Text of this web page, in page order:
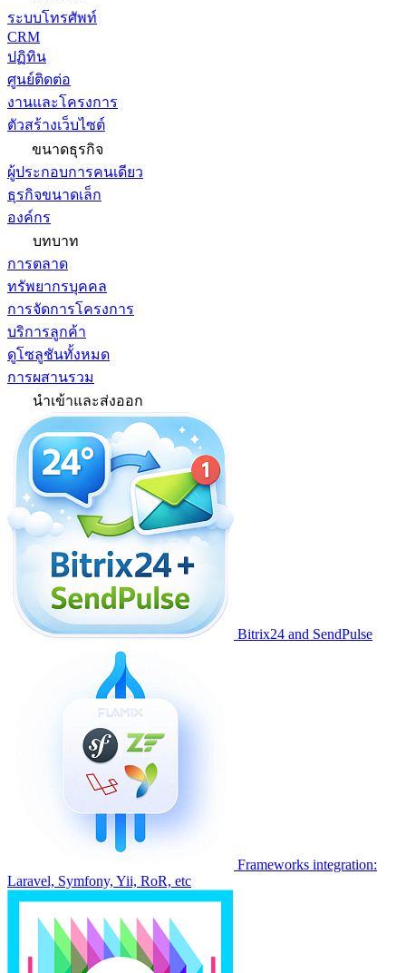
ระบบโทรศัพท์
CRM
ปฏิทิน
ศูนย์ติดต่อ
งานและโครงการ
ตัวสร้างเว็บไซต์
ขนาดธุรกิจ
ผู้ประกอบการคนเดียว
ธุรกิจขนาดเล็ก
องค์กร
บทบาท
การตลาด
ทรัพยากรบุคคล
การจัดการโครงการ
บริการลูกค้า
ดูโซลูชันทั้งหมด
การผสานรวม
นำเข้าและส่งออก
Bitrix24 and SendPulse
Frameworks integration:
Laravel, Symfony, Yii, RoR, etc